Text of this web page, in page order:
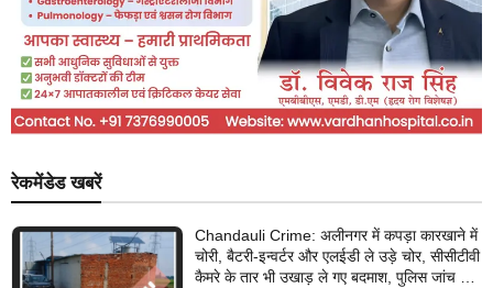
रेकमेंडेड खबरें
Chandauli Crime: अलीनगर में कपड़ा कारखाने में
चोरी, बैटरी-इन्वर्टर और एलईडी ले उड़े चोर, सीसीटीवी
कैमरे के तार भी उखाड़ ले गए बदमाश, पुलिस जांच में